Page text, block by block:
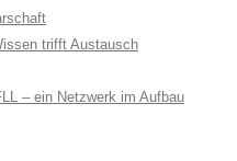
trifft Austausch
– ein Netzwerk im Aufbau